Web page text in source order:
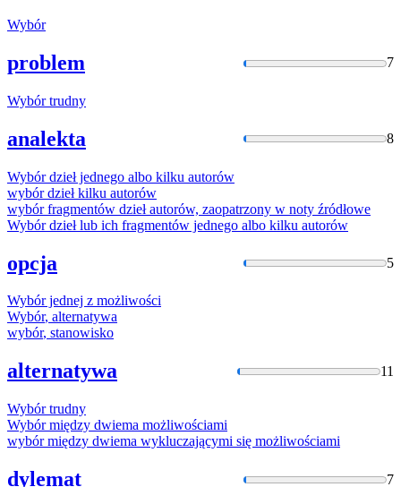
Wybór
problem 7
Wybórtrudny
analekta 8
Wybórdzieł jednego albo kilku autorów
wybórdzieł kilku autorów
wybórfragmentów dzieł autorów, zaopatrzony w noty źródłowe
Wybórdzieł lub ich fragmentów jednego albo kilku autorów
opcja 5
Wybórjednej z możliwości
Wybór, alternatywa
wybór, stanowisko
alternatywa 11
Wybórtrudny
Wybórmiędzy dwiema możliwościami
wybórmiędzy dwiema wykluczającymi się możliwościami
dylemat 7